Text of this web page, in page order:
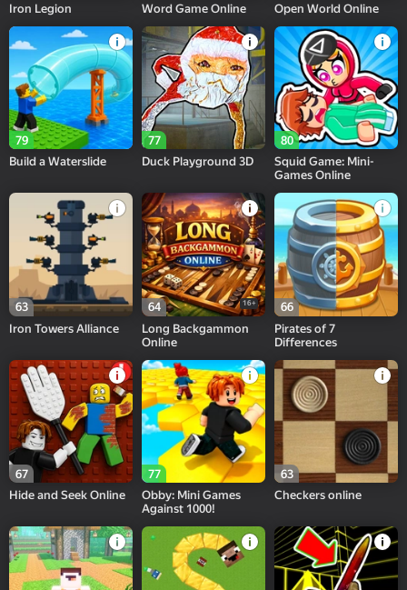
Iron Legion
Word Game Online
Open World Online
79
Build a Waterslide
77
Duck Playground 3D
80
Squid Game: Mini-
Games Online
63
Iron Towers Alliance
64 16+
Long Backgammon
Online
66
Pirates of 7
Differences
67
Hide and Seek Online
77
Obby: Mini Games
Against 1000!
63
Checkers online